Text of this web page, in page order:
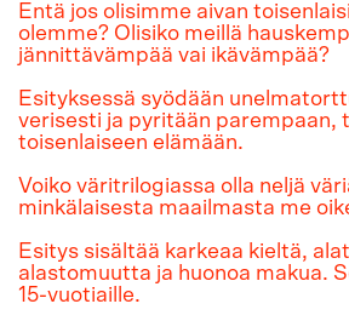
Entä jos olisimme aivan
olemme? Olisiko meillä
jännittävämpää vai ikävämpää?
Esityksessä syödään
verisesti ja pyritään parempaan,
toisenlaiseen elämään.
Voiko väritrilogiassa olla neljä
minkälaisesta maailmasta me
Esitys sisältää karkeaa kieltä,
alastomuutta ja huonoa makua.
15-vuotiaille.